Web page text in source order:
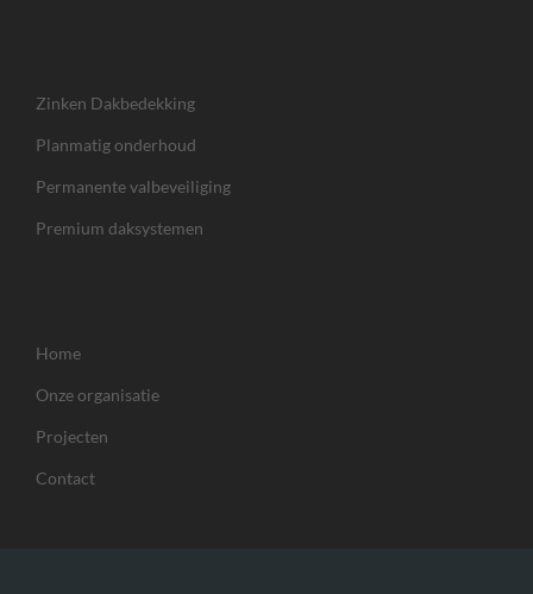
Zinken Dakbedekking
Planmatig onderhoud
Permanente valbeveiliging
Premium daksystemen
Home
Onze organisatie
Projecten
Contact